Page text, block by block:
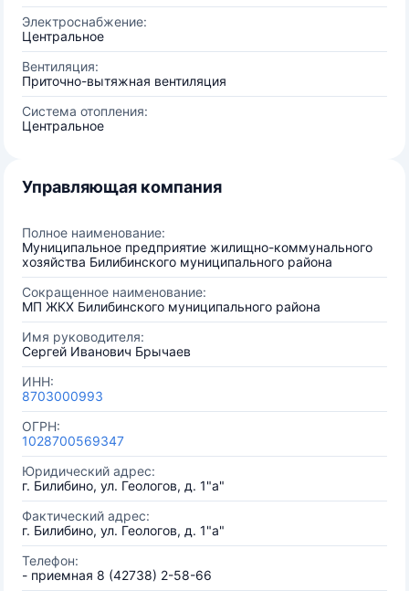
Электроснабжение:
Центральное
Вентиляция:
Приточно-вытяжная вентиляция
Система отопления:
Центральное
Управляющая компания
Полное наименование:
Муниципальное предприятие жилищно-коммунального
хозяйства Билибинского муниципального района
Сокращенное наименование:
МП ЖКХ Билибинского муниципального района
Имя руководителя:
Сергей Иванович Брычаев
ИНН:
8703000993
ОГРН:
1028700569347
Юридический адрес:
г. Билибино, ул. Геологов, д. 1"а"
Фактический адрес:
г. Билибино, ул. Геологов, д. 1"а"
Телефон:
- приемная 8 (42738) 2-58-66